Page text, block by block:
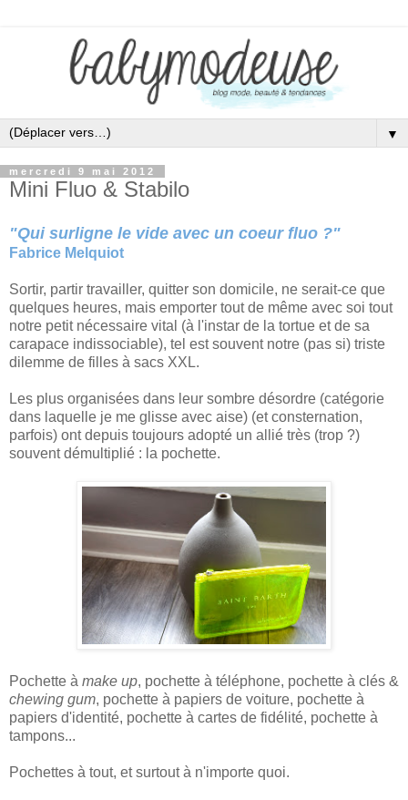
▼
mercredi 9 mai 2012
Mini Fluo & Stabilo
"Qui surligne le vide avec un coeur fluo ?"
Fabrice Melquiot
Sortir, partir travailler, quitter son domicile, ne serait-ce que
quelques heures, mais emporter tout de même avec soi tout
notre petit nécessaire vital (à l'instar de la tortue et de sa
carapace indissociable), tel est souvent notre (pas si) triste
dilemme de filles à sacs XXL.
Les plus organisées dans leur sombre désordre (catégorie
dans laquelle je me glisse avec aise) (et consternation,
parfois) ont depuis toujours adopté un allié très (trop ?)
souvent démultiplié : la pochette.
Pochette à make up, pochette à téléphone, pochette à clés &
chewing gum, pochette à papiers de voiture, pochette à
papiers d'identité, pochette à cartes de fidélité, pochette à
tampons...
Pochettes à tout, et surtout à n'importe quoi.